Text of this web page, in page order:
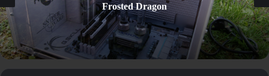
Frosted Dragon